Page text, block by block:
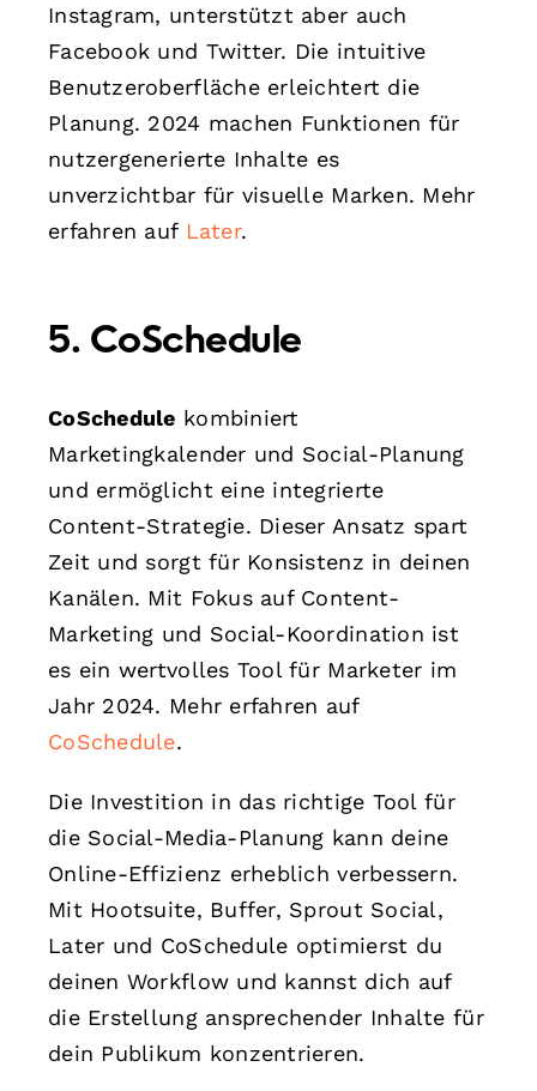
Instagram, unterstützt aber auch
Facebook und Twitter. Die intuitive
Benutzeroberfläche erleichtert die
Planung. 2024 machen Funktionen für
nutzergenerierte Inhalte es
unverzichtbar für visuelle Marken. Mehr
erfahren auf Later.
5. CoSchedule
CoSchedule kombiniert
Marketingkalender und Social-Planung
und ermöglicht eine integrierte
Content-Strategie. Dieser Ansatz spart
Zeit und sorgt für Konsistenz in deinen
Kanälen. Mit Fokus auf Content-
Marketing und Social-Koordination ist
es ein wertvolles Tool für Marketer im
Jahr 2024. Mehr erfahren auf
CoSchedule.
Die Investition in das richtige Tool für
die Social-Media-Planung kann deine
Online-Effizienz erheblich verbessern.
Mit Hootsuite, Buffer, Sprout Social,
Later und CoSchedule optimierst du
deinen Workflow und kannst dich auf
die Erstellung ansprechender Inhalte für
dein Publikum konzentrieren.